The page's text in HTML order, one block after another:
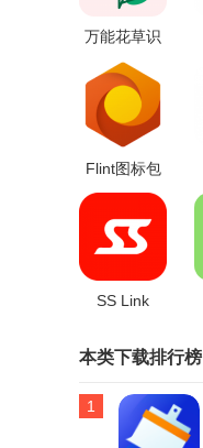
万能花草识
别
Flint图标包
SS Link
本类下载排行榜
1